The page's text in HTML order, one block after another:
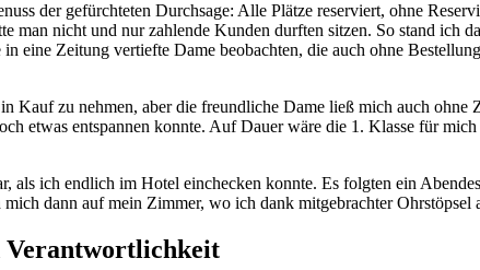
der gefürchteten Durchsage: Alle Plätze reserviert, ohne
nicht und nur zahlende Kunden durften sitzen. So stand ich
eine Zeitung vertiefte Dame beobachten, die auch ohne
zu nehmen, aber die freundliche Dame ließ mich auch ohne
etwas entspannen konnte. Auf Dauer wäre die 1. Klasse für
ich endlich im Hotel einchecken konnte. Es folgten ein
dann auf mein Zimmer, wo ich dank mitgebrachter Ohrstöpsel
Verantwortlichkeit